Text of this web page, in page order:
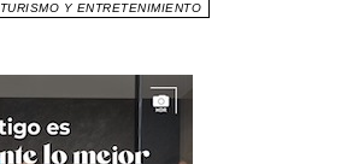
TURISMO Y ENTRETENIMIENTO